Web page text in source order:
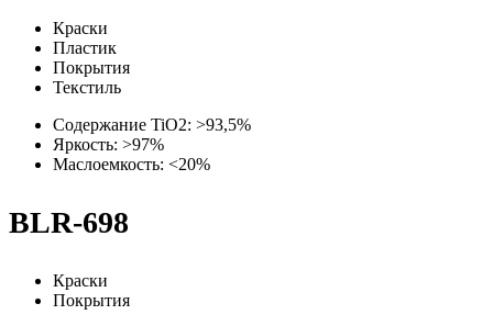
Краски
Пластик
Покрытия
Текстиль
Содержание TiO2: >93,5%
Яркость: >97%
Маслоемкость: <20%
BLR-698
Краски
Покрытия